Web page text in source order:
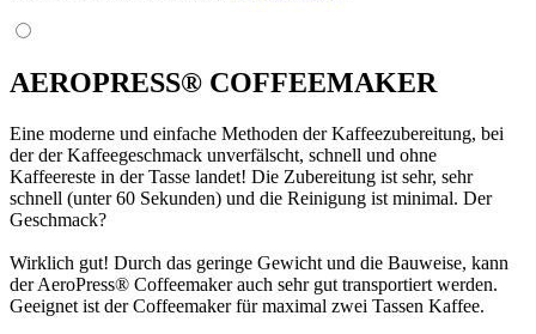
AEROPRESS® COFFEEMAKER
Eine moderne und einfache Methoden der Kaffeezubereitung, bei
der der Kaffeegeschmack unverfälscht, schnell und ohne
Kaffeereste in der Tasse landet! Die Zubereitung ist sehr, sehr
schnell (unter 60 Sekunden) und die Reinigung ist minimal. Der
Geschmack?
Wirklich gut! Durch das geringe Gewicht und die Bauweise, kann
der AeroPress® Coffeemaker auch sehr gut transportiert werden.
Geeignet ist der Coffeemaker für maximal zwei Tassen Kaffee.